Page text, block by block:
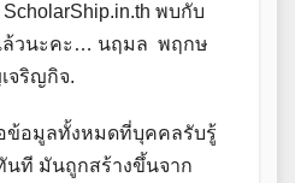
พบกับ
ล้วนะคะ… นฤมล พฤกษ
จริญกิจ.
ข้อมูลทั้งหมดที่บุคคลรับรู้
ที มันถูกสร้างขึ้นจาก